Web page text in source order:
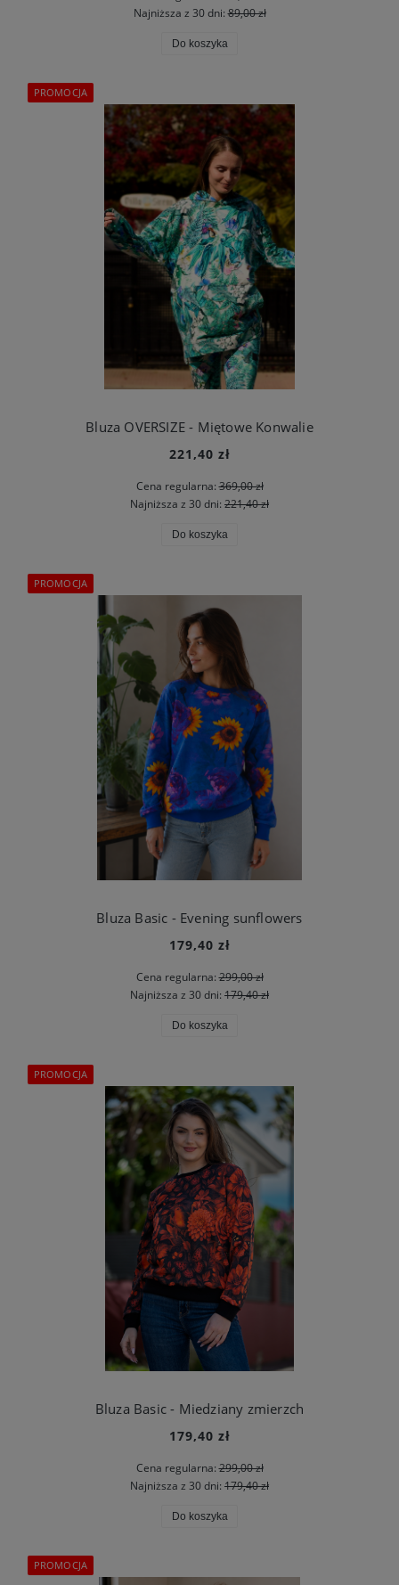
Najniższa z 30 dni:89,00 zł
Do koszyka
Bluza OVERSIZE - Miętowe Konwalie
221,40 zł
Cena regularna:369,00 zł
Najniższa z 30 dni: 221,40 zł
Do koszyka
PROMOCJA
Bluza Basic - Evening sunflowers
179,40 zł
Cena regularna:299,00 zł
Najniższa z 30 dni: 179,40 zł
Do koszyka
PROMOCJA
Bluza Basic - Miedziany zmierzch
179,40 zł
Cena regularna:299,00 zł
Najniższa z 30 dni: 179,40 zł
Do koszyka
PROMOCJA
PROMOCJA